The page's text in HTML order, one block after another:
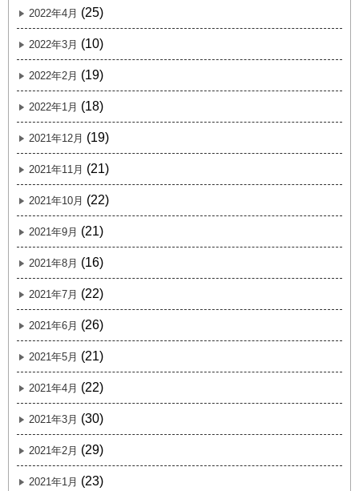
2022年4月 (25)
2022年3月 (10)
2022年2月 (19)
2022年1月 (18)
2021年12月 (19)
2021年11月 (21)
2021年10月 (22)
2021年9月 (21)
2021年8月 (16)
2021年7月 (22)
2021年6月 (26)
2021年5月 (21)
2021年4月 (22)
2021年3月 (30)
2021年2月 (29)
2021年1月 (23)